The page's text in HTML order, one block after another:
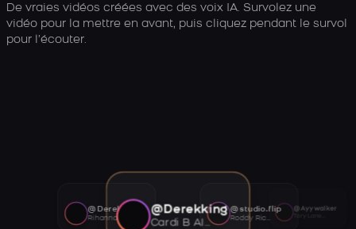
De vraies vidéos créées avec des voix IA. Survolez une
vidéo pour la mettre en avant, puis cliquez pendant le survol
pour l’écouter.
@Derekking
Cardi B AI voice
@studio.flip
Roddy Ricch AI voice
@Ayywalker
@Derekking
Rihanna AI voice